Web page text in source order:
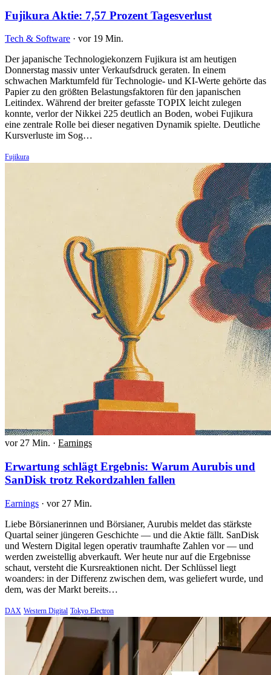
Fujikura Aktie: 7,57 Prozent Tagesverlust
Tech & Software · vor 19 Min.
Der japanische Technologiekonzern Fujikura ist am heutigen
Donnerstag massiv unter Verkaufsdruck geraten. In einem
schwachen Marktumfeld für Technologie- und KI-Werte gehörte das
Papier zu den größten Belastungsfaktoren für den japanischen
Leitindex. Während der breiter gefasste TOPIX leicht zulegen
konnte, verlor der Nikkei 225 deutlich an Boden, wobei Fujikura
eine zentrale Rolle bei dieser negativen Dynamik spielte. Deutliche
Kursverluste im Sog…
Fujikura
vor 27 Min. · Earnings
Erwartung schlägt Ergebnis: Warum Aurubis und
SanDisk trotz Rekordzahlen fallen
Earnings · vor 27 Min.
Liebe Börsianerinnen und Börsianer, Aurubis meldet das stärkste
Quartal seiner jüngeren Geschichte — und die Aktie fällt. SanDisk
und Western Digital legen operativ traumhafte Zahlen vor — und
werden zweistellig abverkauft. Wer heute nur auf die Ergebnisse
schaut, versteht die Kursreaktionen nicht. Der Schlüssel liegt
woanders: in der Differenz zwischen dem, was geliefert wurde, und
dem, was der Markt bereits…
DAX Western Digital Tokyo Electron